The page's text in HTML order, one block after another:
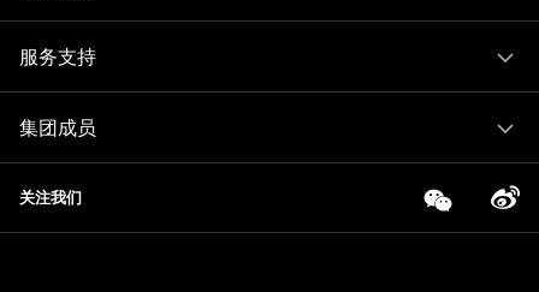
服务支持
集团成员
关注我们